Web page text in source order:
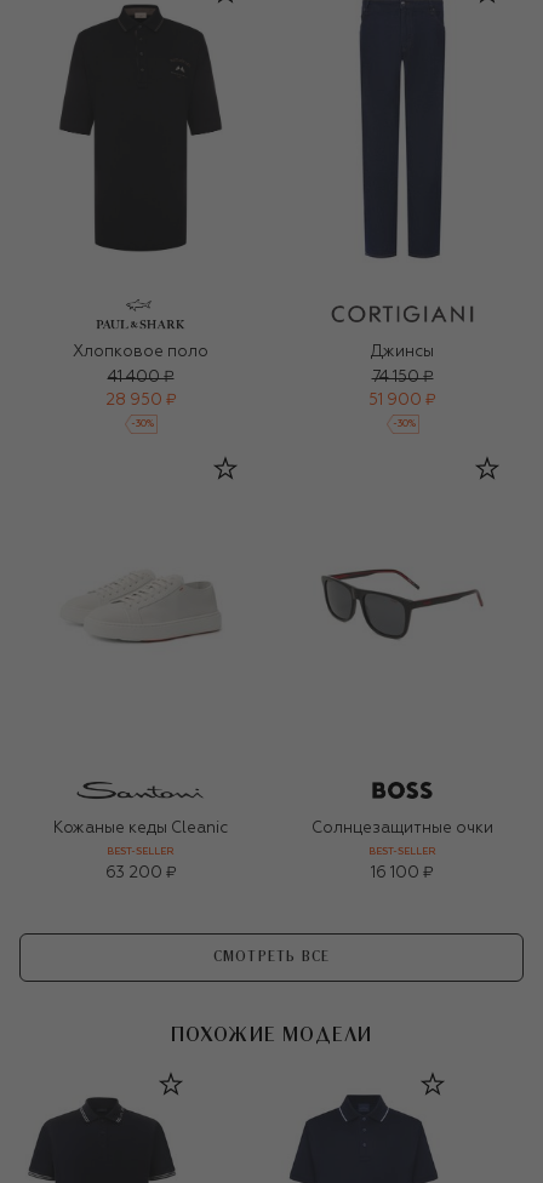
Хлопковое поло
41 400 ₽
28 950 ₽
-30%
Джинсы
74 150 ₽
51 900 ₽
-30%
Кожаные кеды Cleanic
BEST-SELLER
63 200 ₽
Солнцезащитные очки
BEST-SELLER
16 100 ₽
СМОТРЕТЬ ВСЕ
ПОХОЖИЕ МОДЕЛИ